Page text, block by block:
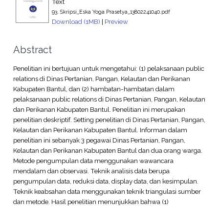
93. Skripsi_Eska Yoga Prasetya_13802241040.pdf
Download (1MB) | Preview
Abstract
Penelitian ini bertujuan untuk mengetahui: (1) pelaksanaan public
relations di Dinas Pertanian, Pangan, Kelautan dan Perikanan
Kabupaten Bantul, dan (2) hambatan-hambatan dalam
pelaksanaan public relations di Dinas Pertanian, Pangan, Kelautan
dan Perikanan Kabupaten Bantul. Penelitian ini merupakan
penelitian deskriptif. Setting penelitian di Dinas Pertanian, Pangan,
Kelautan dan Perikanan Kabupaten Bantul. Informan dalam
penelitian ini sebanyak 3 pegawai Dinas Pertanian, Pangan,
Kelautan dan Perikanan Kabupaten Bantul dan dua orang warga.
Metode pengumpulan data menggunakan wawancara
mendalam dan observasi. Teknik analisis data berupa
pengumpulan data, reduksi data, display data, dan kesimpulan.
Teknik keabsahan data menggunakan teknik triangulasi sumber
dan metode. Hasil penelitian menunjukkan bahwa (1)